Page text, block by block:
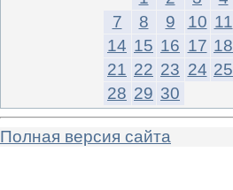
7
8 9 10 11
14 15 16 17 18
21 22 23 24 25
28 29 30
Полная версия сайта